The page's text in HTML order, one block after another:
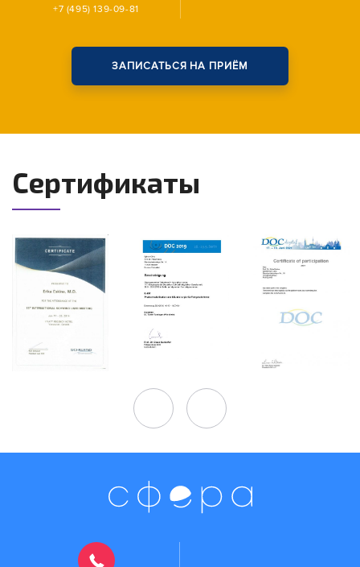
+7 (495) 139-09-81
ЗАПИСАТЬСЯ НА ПРИЁМ
Сертификаты